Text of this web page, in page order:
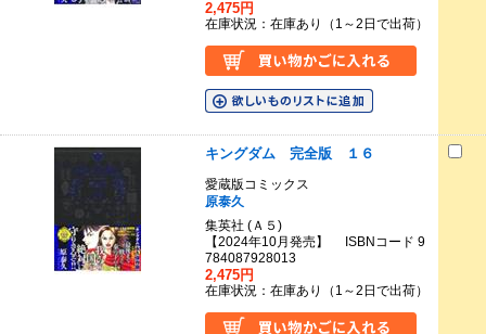
2,475円
在庫状況：在庫あり（1～2日で出荷）
キングダム 完全版 １６
愛蔵版コミックス
原泰久
集英社 (Ａ５)
【2024年10月発売】 ISBNコード 9
784087928013
2,475円
在庫状況：在庫あり（1～2日で出荷）